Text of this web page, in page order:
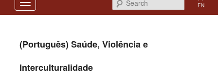
EN
(Português) Saúde, Violência e
Interculturalidade